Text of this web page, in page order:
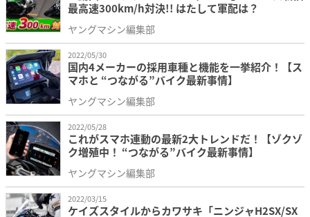
最高速300km/h対決!! はたして軍配は？
ヤングマシン編集部
2022/05/30
国内4メーカーの採用車種と機能を一挙紹介！【ス
マホと “つながる”バイク最新事情】
ヤングマシン編集部
2022/05/28
これがスマホ連動の最新2大トレンドだ！【ゾクゾ
ク増殖中！ “つながる”バイク最新事情】
ヤングマシン編集部
2022/03/15
ケイズスタイルからカワサキ「ニンジャH2SX/SX